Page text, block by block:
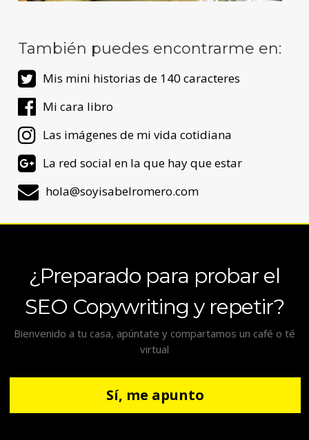
También puedes encontrarme en:
Mis mini historias de 140 caracteres
Mi cara libro
Las imágenes de mi vida cotidiana
La red social en la que hay que estar
hola@soyisabelromero.com
¿Preparado para probar el
SEO Copywriting y repetir?
Bienvenido a tu casa, apúntate y compartamos un café o té
virtual
Sí, me apunto